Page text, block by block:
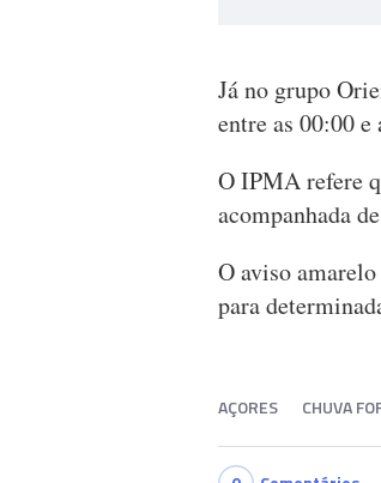
Já no grupo
entre as 00:00 e
O IPMA refere
acompanhada
O aviso
para
AÇORES CHUVA